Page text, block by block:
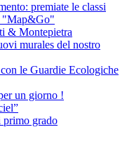
premiate le classi
"Map&Go"
& Montepietra
murales del nostro
le Guardie Ecologiche
un giorno !
primo grado